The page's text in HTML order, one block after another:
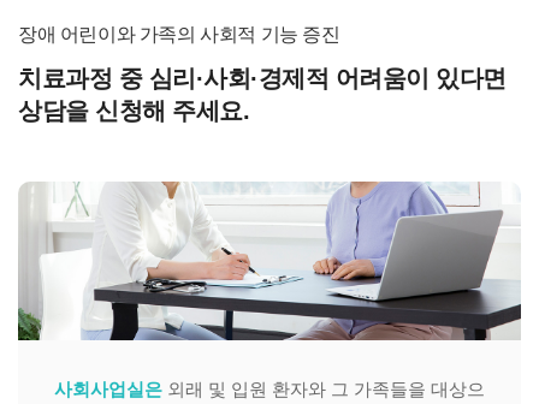
장애 어린이와 가족의 사회적 기능 증진
치료과정 중 심리·사회·경제적 어려움이 있다면
상담을 신청해 주세요.
사회사업실은 외래 및 입원 환자와 그 가족들을 대상으